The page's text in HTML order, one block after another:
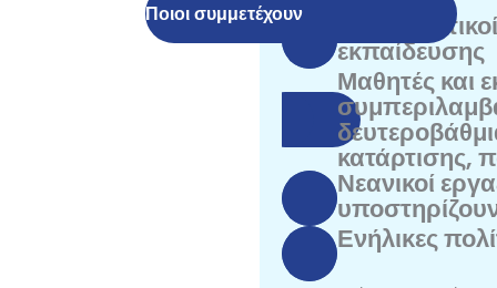
Ποιοι συμμετέχουν
εκπαίδευσης
Μαθητές και
κατάρτισης,
Νεανικοί
Ενήλικες